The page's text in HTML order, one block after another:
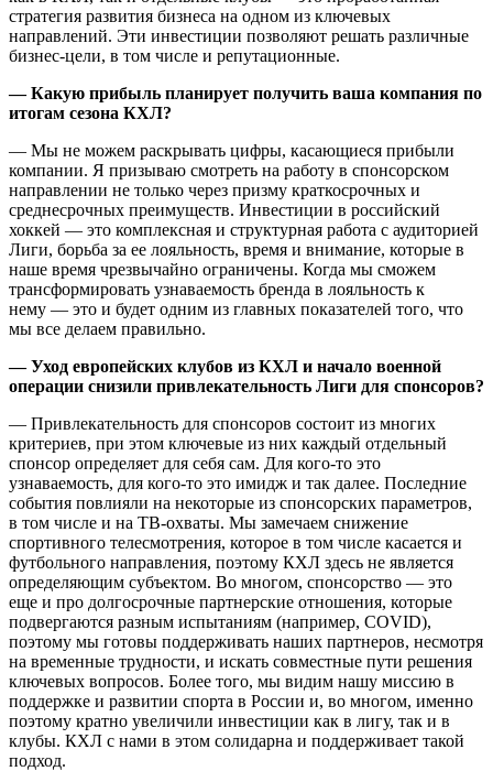
стратегия развития бизнеса на одном из ключевых
направлений. Эти инвестиции позволяют решать различные
бизнес-цели, в том числе и репутационные.
— Какую прибыль планирует получить ваша компания по
итогам сезона КХЛ?
— Мы не можем раскрывать цифры, касающиеся прибыли
компании. Я призываю смотреть на работу в спонсорском
направлении не только через призму краткосрочных и
среднесрочных преимуществ. Инвестиции в российский
хоккей — это комплексная и структурная работа с аудиторией
Лиги, борьба за ее лояльность, время и внимание, которые в
наше время чрезвычайно ограничены. Когда мы сможем
трансформировать узнаваемость бренда в лояльность к
нему — это и будет одним из главных показателей того, что
мы все делаем правильно.
— Уход европейских клубов из КХЛ и начало военной
операции снизили привлекательность Лиги для спонсоров?
— Привлекательность для спонсоров состоит из многих
критериев, при этом ключевые из них каждый отдельный
спонсор определяет для себя сам. Для кого-то это
узнаваемость, для кого-то это имидж и так далее. Последние
события повлияли на некоторые из спонсорских параметров,
в том числе и на ТВ-охваты. Мы замечаем снижение
спортивного телесмотрения, которое в том числе касается и
футбольного направления, поэтому КХЛ здесь не является
определяющим субъектом. Во многом, спонсорство — это
еще и про долгосрочные партнерские отношения, которые
подвергаются разным испытаниям (например, COVID),
поэтому мы готовы поддерживать наших партнеров, несмотря
на временные трудности, и искать совместные пути решения
ключевых вопросов. Более того, мы видим нашу миссию в
поддержке и развитии спорта в России и, во многом, именно
поэтому кратно увеличили инвестиции как в лигу, так и в
клубы. КХЛ с нами в этом солидарна и поддерживает такой
подход.